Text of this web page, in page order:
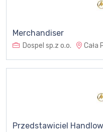
Merchandiser
Dospel sp.z o.o. Cała
Przedstawiciel